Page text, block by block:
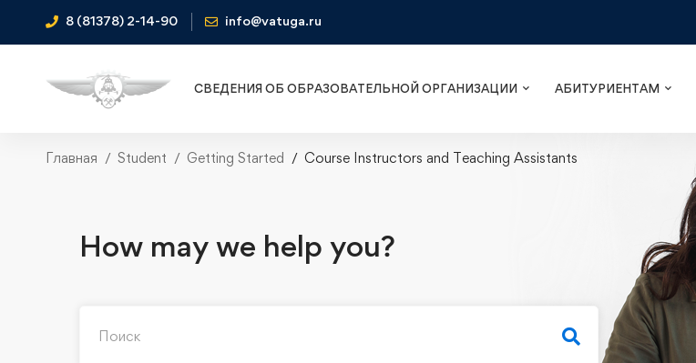
8 (81378) 2-14-90 info@vatuga.ru
СВЕДЕНИЯ ОБ ОБРАЗОВАТЕЛЬНОЙ ОРГАНИЗАЦИИ АБИТУРИЕНТАМ
Главная Student Getting Started Course Instructors and Teaching Assistants
How may we help you?